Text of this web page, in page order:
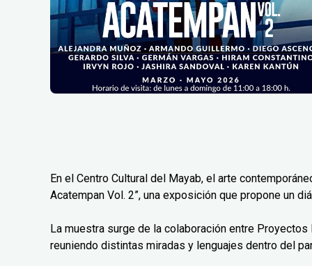
En el Centro Cultural del Mayab, el arte
Acatempan Vol. 2”, una exposición que propone un
La muestra surge de la colaboración entre
reuniendo distintas miradas y lenguajes dentro del